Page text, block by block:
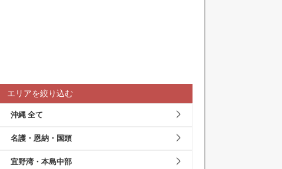
エリアを絞り込む
沖縄 全て
名護・恩納・国頭
宜野湾・本島中部